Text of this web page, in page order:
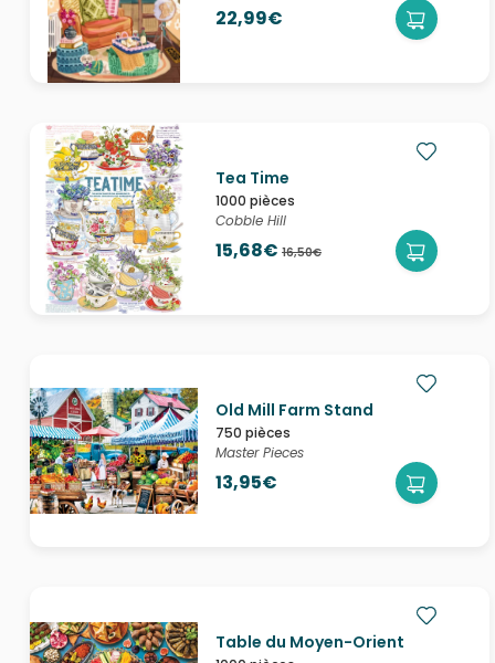
22,99€
Tea Time
1000 pièces
Cobble Hill
15,68€ 16,50€
Old Mill Farm Stand
750 pièces
Master Pieces
13,95€
Table du Moyen-Orient